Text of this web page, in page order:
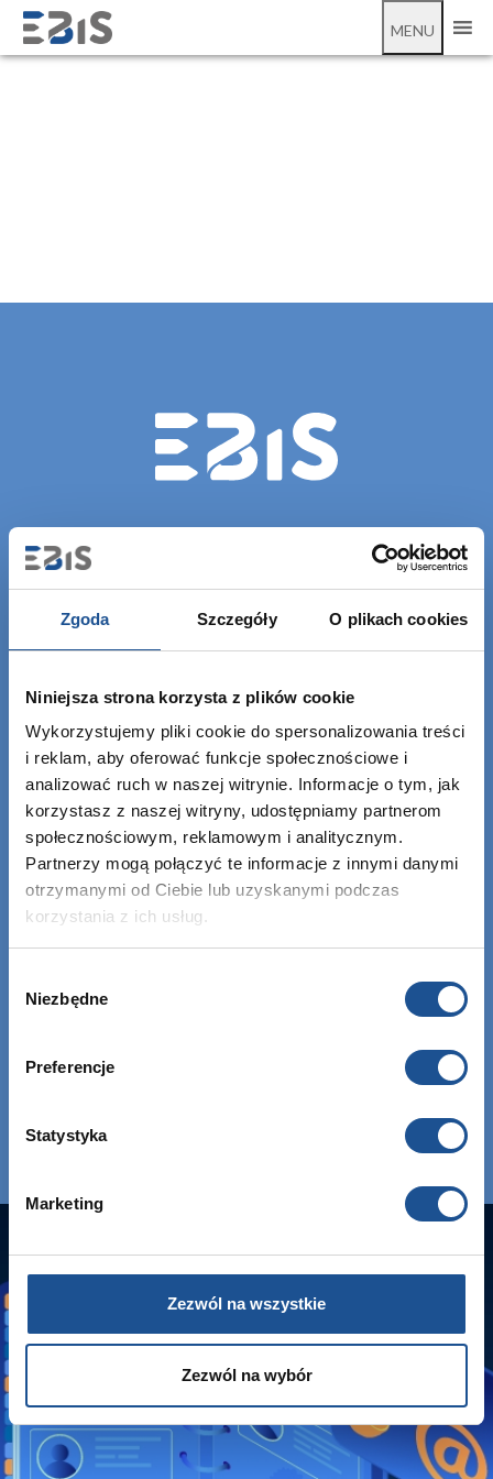
Zgoda Szczegóły O plikach cookies
Niniejsza strona korzysta z plików cookie
Wykorzystujemy pliki cookie do spersonalizowania treści
i reklam, aby oferować funkcje społecznościowe i
analizować ruch w naszej witrynie. Informacje o tym, jak
korzystasz z naszej witryny, udostępniamy partnerom
społecznościowym, reklamowym i analitycznym.
Partnerzy mogą połączyć te informacje z innymi danymi
otrzymanymi od Ciebie lub uzyskanymi podczas
korzystania z ich usług.
zgody
Niezbędne
Preferencje
Statystyka
Marketing
Zezwól na wszystkie
Zezwól na wybór
MENU
office 365
EBIS Sp. z o.o.
KRS: 0000459760
NIP: 6762464669
REGON: 122843907
+48 12 307 06 35